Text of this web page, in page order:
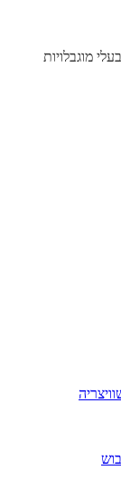
מוגבלויות